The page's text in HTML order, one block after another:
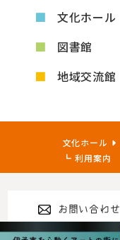
文化ホール
図書館
地域交流館
文化ホール
利用案内
お問い合わせ